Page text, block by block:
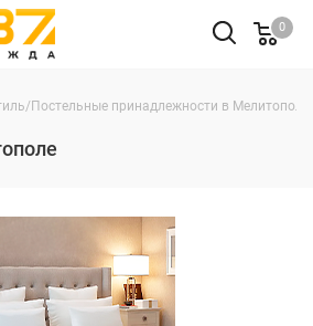
0
Постельные принадлежности в Мелитополе